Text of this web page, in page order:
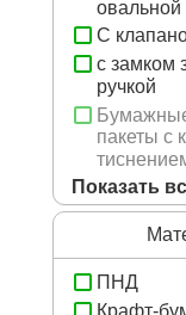
С донной
С
С
фальцами
овальной
С
с замком
ручкой
пакеты с
Для
Дой Пак
Дой-Пак
ИКАО для
Free
Показать
ПНД
Крафт-